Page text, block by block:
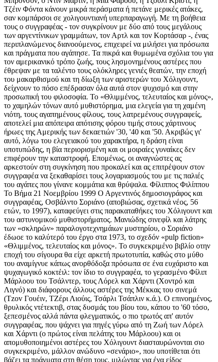
Τζέιν Φόντα κάνουν μικρά περάσματα ή πετάνε μερικές ατάκες,
σαν κομπάρσοι σε χολιγουντιανή υπερπαραγωγή. Με τη βοήθεια
τους ο συγγραφέας - τον συγκρίνουν με δύο από τους μεγάλους
των αργεντίνικων γραμμάτων, τον Αρτλ και τον Κορτάσαρ -, ένας
περιπλανώμενος διανοούμενος, επιχειρεί να μιλήσει για πρόσωπα
και πράγματα που αγάπησε. Τα πικρά και θυμωμένα σχόλια του για
τον αμερικανικό τρόπο ζωής, τους λησμονημένους αστέρες που
έθρεψαν με τα ταλέντο τους ολόκληρες γενιές θεατών, την εποχή
του μακαρθισμού και τη δίωξη των αριστερών του Χόλιγουντ,
δείχνουν το πόσο επέδρασαν όλα αυτά στον ψυχισμό και στην
προσωπική του φιλοσοφία. Το «Θλιμμένος, τελευταίος και μόνος»,
το χαμηλών τόνων αυτό μυθιστόρημα, μια ελεγεία για τη χαμένη
νιότη, τους αγαπημένους φίλους, τους λατρεμένους συγγραφείς,
αποτελεί μια απόπειρα απότισης φόρου τιμής στους χάρτινους
ήρωες της Αμερικής των δεκαετιών '30, '40 και '50. Ακριβώς γι'
αυτό, λόγω του ελεγειακού του χαρακτήρα, η δράση είναι
υποτυπώδης, η βία περιορισμένη και οι μοιραίες γυναίκες δεν
επιφέρουν την καταστροφή. Επομένως, οι αναγνώστες ας
αρκεστούν στη συγκίνηση που προκαλεί και ας επιτρέψουν στον
συγγραφέα να ξεκαθαρίσει τους λογαριασμούς του με τις παλιές
του αγάπες που γίνανε κομμάτια και θρύψαλα. Φίλιππος Φιλίππου
Το Βήμα 21 Νοεμβρίου 1999 Ο Αργεντινός δημοσιογράφος και
συγγραφέας, Οσβάλντο Σοριάνο (αποβιώσας, σχετικά νέος, 56
ετών, το 1997), καταφεύγει στις παρακαταθήκες του Χόλιγουντ και
του αστυνομικού μυθιστορήματος. Μανιώδης σινεφίλ και λάτρης
των «σκληρών» παραλογοτεχνημάιων μυστηρίου, ο Σοριάνο
έδωοε το καλύτερό του έργο στα 1973, το σχεδόν «pulp fiction»
«Θλιμμένος, τελευταίος και μόνος». Το συγκεκριμένο βιβλίο οτην
εποχή του σίγουρα θα είχε αρκετή πρωτοτυπία, καθώς στο μύθο
του αναμίγνυε κάπως ανορθόδοξα πρόσωπα σε ένα ευχάριστο και
ψυχαγωγικό κοκτέιλ: τον ίδιο το συγγραφέα, το γερασμένο Φίλιπ
Μάρλοου του Τσάλντερ, τους Λόρελ και Χάρντι (Χοντρό και
Λιγνό) και διάφορους άλλους αστέρες της Μέκκας του σινεμά
(Tzov Γουέιν, ΤΖέρι Λιούις, Τσάρλι Τσάπλιν κ.ά.). Ο επινοημένος,
θρυλικός ντέτεκτιβ, στας δυσμάς του βίου του, κάπου τo '60 τόσο,
ξεπεσμένος αλλά πάντα φλεγματικός, ο πιο τρωτός απ' αυτόν
συγγραφέας, που ψάχνει για πηγές γύρω από τη Ζωή των Λόρελ
και Χάρντι (ο πρώτος είναι πελάτης του Μάρλοου) και οι
απομυθοποιημένοι αστέρες του Χόλιγουντ διασταυρώνονται σιο
συγκεκριμένο, μάλλον ανώδυνο «σενάριο», που υποτίθεται ότι
βάζει τα πράγματα στη θέση τους, μιλώντας για ένα είδος